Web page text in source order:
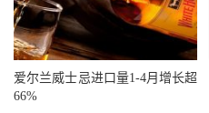
爱尔兰威士忌进口量1-4月增长超
66%